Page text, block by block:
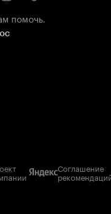
помочь.
Соглашение